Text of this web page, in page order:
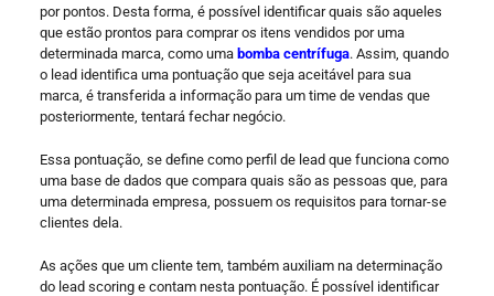
por pontos. Desta forma, é possível identificar quais são aqueles
que estão prontos para comprar os itens vendidos por uma
determinada marca, como uma bomba centrífuga. Assim, quando
o lead identifica uma pontuação que seja aceitável para sua
marca, é transferida a informação para um time de vendas que
posteriormente, tentará fechar negócio.
Essa pontuação, se define como perfil de lead que funciona como
uma base de dados que compara quais são as pessoas que, para
uma determinada empresa, possuem os requisitos para tornar-se
clientes dela.
As ações que um cliente tem, também auxiliam na determinação
do lead scoring e contam nesta pontuação. É possível identificar